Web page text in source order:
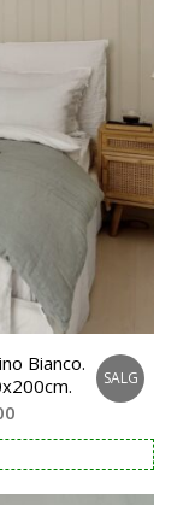
Bianco.
Nåværende
pris
er:
kr 49.990,00.
SALG